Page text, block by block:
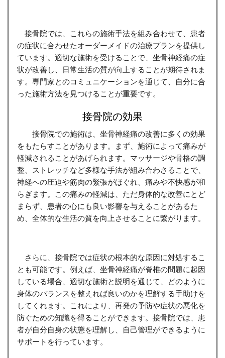
接骨院では、これらの施術手法を組み合わせて、患者
の症状に合わせたオーダーメイドの治療プランを提供し
ています。適切な施術を受けることで、坐骨神経痛の症
状が改善し、日常生活の質が向上することが期待されま
す。専門家とのコミュニケーションを通じて、自分に合
った施術方法を見つけることが重要です。
接骨院の効果
接骨院での施術は、坐骨神経痛の改善に多くの効果
をもたらすことがあります。まず、施術によって痛みが
軽減されることがあげられます。マッサージや骨格の調
整、ストレッチなど多様な手法が組み合わさることで、
神経への圧迫や筋肉の緊張がほぐれ、痛みや不快感が和
らぎます。この痛みの軽減は、ただ身体的な改善にとど
まらず、患者の心にも良い影響を与えることがあるた
め、全体的な生活の質を向上させることに繋がります。
さらに、接骨院では症状の根本的な原因に対処するこ
とも可能です。例えば、坐骨神経痛が脊椎の問題に起因
している場合、適切な施術と説明を通じて、どのように
身体のバランスを整えれば良いのかを理解する手助けを
してくれます。これにより、再発の予防や症状の悪化を
防ぐための知識を得ることができます。接骨院では、患
者が自分自身の状態を理解し、自己管理ができるように
サポートを行っています。